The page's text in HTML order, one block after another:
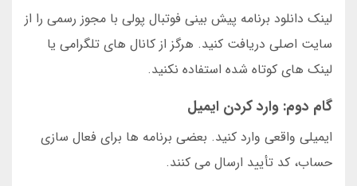
لینک دانلود برنامه پیش بینی فوتبال پولی با مجوز رسمی را از
سایت اصلی دریافت کنید. هرگز از کانال های تلگرامی یا
لینک های کوتاه شده استفاده نکنید.
گام دوم: وارد کردن ایمیل
ایمیلی واقعی وارد کنید. بعضی برنامه ها برای فعال سازی
حساب، کد تأیید ارسال می کنند.